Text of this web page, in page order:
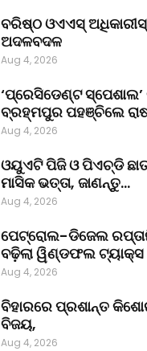
ବରିଷ୍ଠ ଓଏଏସ୍‌
ଅଦଳବଦଳ
Aug 4, 2026
‘ପ୍ରେସିଡେଣ୍ଟ
ବ୍ରହ୍ମପୁର ପହଞ୍ଚିଲେ
Aug 4, 2026
ଓୟୁଏଟି ପିଜି ଓ ପିଏଚ୍‌ଡି
ମାସିକ ଭତ୍ତା, ଜାଣନ୍ତୁ…
Aug 4, 2026
ପେଟ୍ରୋଲ-ଡିଜେଲ
ବଢ଼ିଲା ୱିଣ୍ଡଫଲ ଟ୍ୟାକ୍ସ
Aug 4, 2026
ବିହାରରେ ପ୍ରଶାନ୍ତ
ବିଜୟ,
Aug 4, 2026